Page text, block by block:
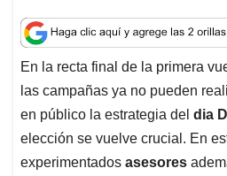
a
t
s
A
p
p
c
e
b
o
o
k
n
k
e
d
I
n
a
i
l
r
e
a
d
s
En la recta final de la primera
las campañas ya no pueden
en público la estrategia del dia D
elección se vuelve crucial. En
experimentados asesores